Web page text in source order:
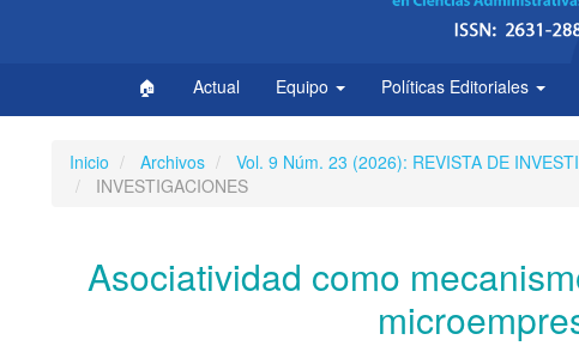
🏠 Actual Equipo Políticas Editoriales
Inicio Archivos
Vol. 9 Núm. 23 (2026): REVISTA DE
INVESTIGACIONES
Asociatividad como